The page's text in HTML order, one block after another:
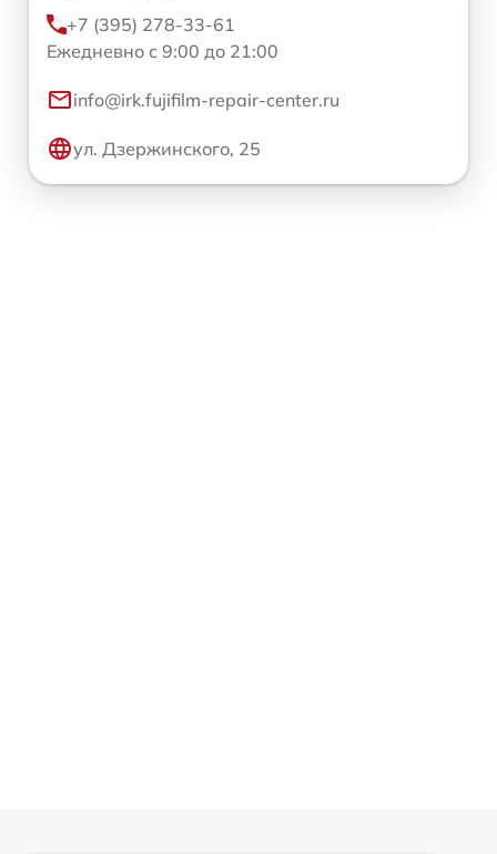
+7 (395) 278-33-61
Ежедневно с 9:00 до 21:00
info@irk.fujifilm-repair-center.ru
ул. Дзержинского, 25